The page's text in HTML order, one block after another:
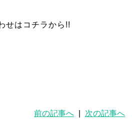
せはコチラから!!
前の記事へ 次の記事へ